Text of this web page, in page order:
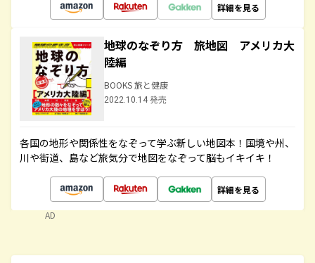
詳細を見る
地球のなぞり方 旅地図 アメリカ大
陸編
BOOKS 旅と健康
2022.10.14 発売
各国の地形や関係性をなぞって学ぶ新しい地図本！国境や州、
川や街道、島など旅気分で地図をなぞって脳もイキイキ！
詳細を見る
AD